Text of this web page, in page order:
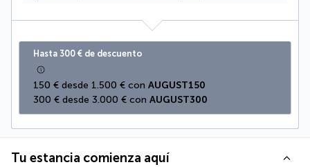
Hasta 300 € de descuento
150 € desde 1.500 € con AUGUST150
300 € desde 3.000 € con AUGUST300
Tu estancia comienza aquí